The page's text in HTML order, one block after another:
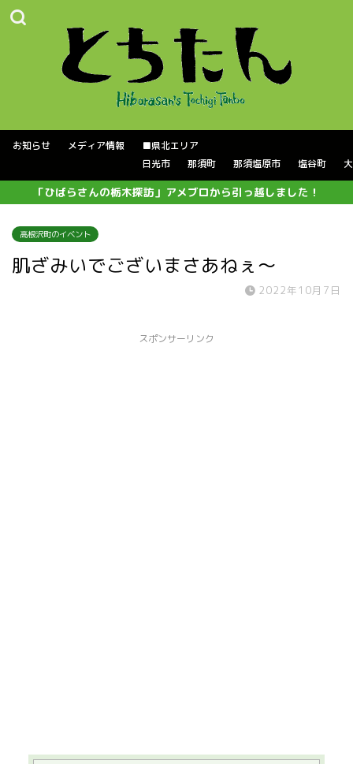
お知らせ メディア情報
■県北エリア
日光市
那須町 那須塩原市 塩谷町
「ひばらさんの栃木探訪」アメブロから引っ越しました！
高根沢町のイベント
肌ざみいでございまさあねぇ〜
2022年10月7日
スポンサーリンク